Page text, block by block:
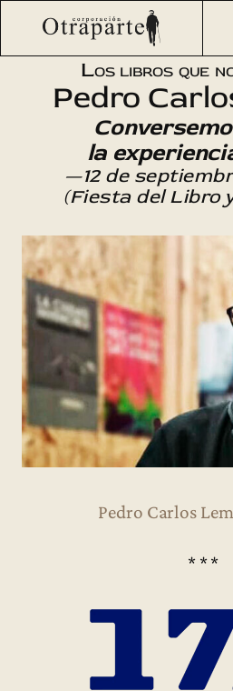
Saltar
Otraparte.org /Agenda Cultural
Los libros que
Pedro
la
—12 de
(Fiesta del Libro
Pedro Carlos
* * *